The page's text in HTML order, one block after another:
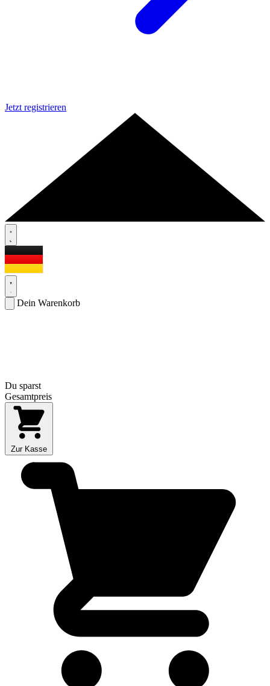
Jetzt registrieren
Dein Warenkorb
Du sparst
Gesamtpreis
Zur Kasse